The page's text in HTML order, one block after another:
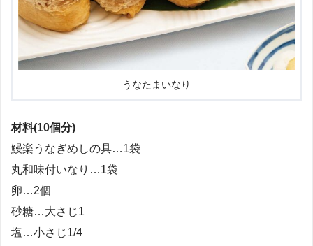
うなたまいなり
材料(10個分)
鰻楽うなぎめしの具…1袋
丸和味付いなり…1袋
卵…2個
砂糖…大さじ1
塩…小さじ1/4